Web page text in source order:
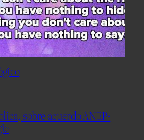
sobre acuerdo ANEP-